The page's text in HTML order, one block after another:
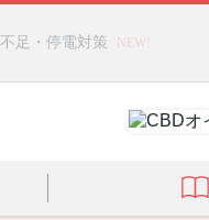
足・停電対策 NEW!